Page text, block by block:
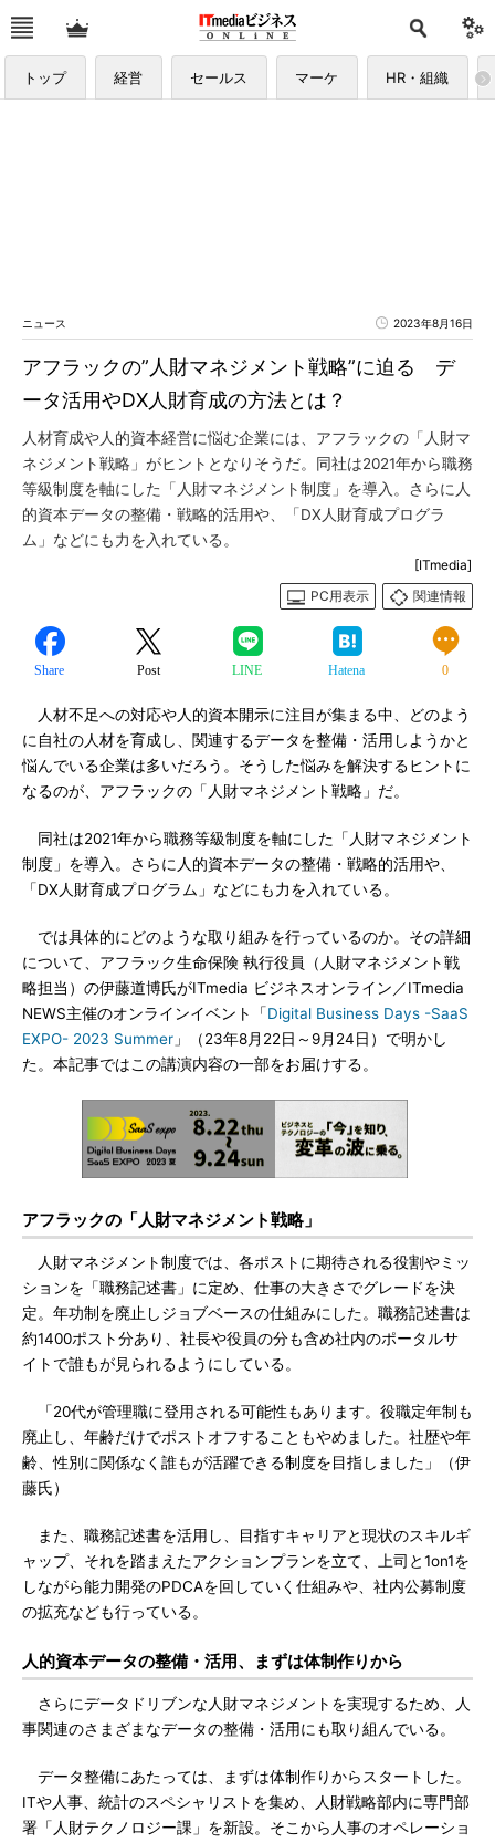
トップ 経営 セールス マーケ HR・組織
ニュース 2023年8月16日
アフラックの”人財マネジメント戦略”に迫る デ
ータ活用やDX人財育成の方法とは？
人材育成や人的資本経営に悩む企業には、アフラックの「人財マ
ネジメント戦略」がヒントとなりそうだ。同社は2021年から職務
等級制度を軸にした「人財マネジメント制度」を導入。さらに人
的資本データの整備・戦略的活用や、「DX人財育成プログラ
ム」などにも力を入れている。
[ITmedia]
PC用表示
関連情報
Share Post LINE Hatena 0
人材不足への対応や人的資本開示に注目が集まる中、どのよう
に自社の人材を育成し、関連するデータを整備・活用しようかと
悩んでいる企業は多いだろう。そうした悩みを解決するヒントに
なるのが、アフラックの「人財マネジメント戦略」だ。
同社は2021年から職務等級制度を軸にした「人財マネジメント
制度」を導入。さらに人的資本データの整備・戦略的活用や、
「DX人財育成プログラム」などにも力を入れている。
では具体的にどのような取り組みを行っているのか。その詳細
について、アフラック生命保険 執行役員（人財マネジメント戦
略担当）の伊藤道博氏がITmedia ビジネスオンライン／ITmedia
NEWS主催のオンラインイベント「Digital Business Days -SaaS
EXPO- 2023 Summer 」（23年8月22日～9月24日）で明かし
た。本記事ではこの講演内容の一部をお届けする。
アフラックの「人財マネジメント戦略」
人財マネジメント制度では、各ポストに期待される役割やミッ
ションを「職務記述書」に定め、仕事の大きさでグレードを決
定。年功制を廃止しジョブベースの仕組みにした。職務記述書は
約1400ポスト分あり、社長や役員の分も含め社内のポータルサ
イトで誰もが見られるようにしている。
「20代が管理職に登用される可能性もあります。役職定年制も
廃止し、年齢だけでポストオフすることもやめました。社歴や年
齢、性別に関係なく誰もが活躍できる制度を目指しました」（伊
藤氏）
また、職務記述書を活用し、目指すキャリアと現状のスキルギ
ャップ、それを踏まえたアクションプランを立て、上司と1on1を
しながら能力開発のPDCAを回していく仕組みや、社内公募制度
の拡充なども行っている。
人的資本データの整備・活用、まずは体制作りから
さらにデータドリブンな人財マネジメントを実現するため、人
事関連のさまざまなデータの整備・活用にも取り組んでいる。
データ整備にあたっては、まずは体制作りからスタートした。
ITや人事、統計のスペシャリストを集め、人財戦略部内に専門部
署「人財テクノロジー課」を新設。そこから人事のオペレーショ